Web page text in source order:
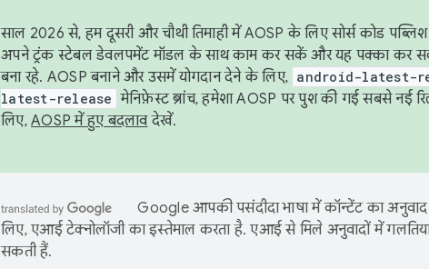
साल 2026 से, हम दूसरी और चौथी तिमाही में AOSP के लिए सोर्स कोड
अपने ट्रंक स्टेबल डेवलपमेंट मॉडल के साथ काम कर सकें और यह पक्का कर सकें
बना रहे. AOSP बनाने और उसमें योगदान देने के लिए, android-latest-
latest-release मेनिफ़ेस्ट ब्रांच, हमेशा AOSP पर पुश की गई सबसे नई
लिए, AOSP में हुए बदलावदेखें.
Google आपकी पसंदीदा भाषा में कॉन्टेंट का
लिए, एआई टेक्नोलॉजी का इस्तेमाल करता है. एआई से मिले अनुवादों में
सकती हैं.